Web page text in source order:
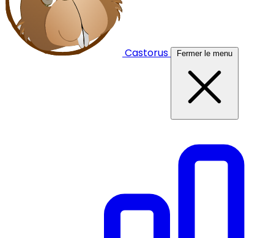
Castorus Fermer le menu